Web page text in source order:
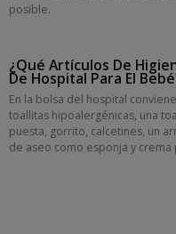
posible.
¿Qué Artículos De
De Hospital Para El
En la bolsa del hospital
toallitas hipoalergénicas, una
puesta, gorrito, calcetines, un
de aseo como esponja y